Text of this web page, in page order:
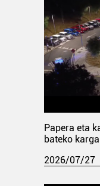
Papera eta
bateko
2026/07/27